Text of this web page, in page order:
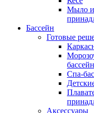
Мыло и
Бассейн
Готовые
Спа-
Аксессуары